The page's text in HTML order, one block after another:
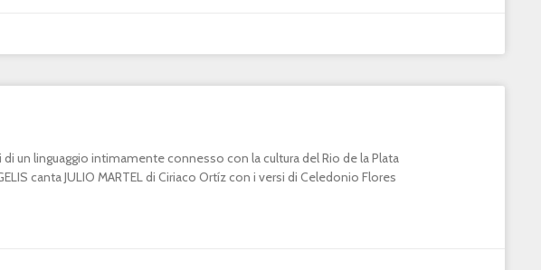
un linguaggio intimamente connesso con la cultura del Rio de la Plata
canta JULIO MARTEL di Ciriaco Ortíz con i versi di Celedonio Flores